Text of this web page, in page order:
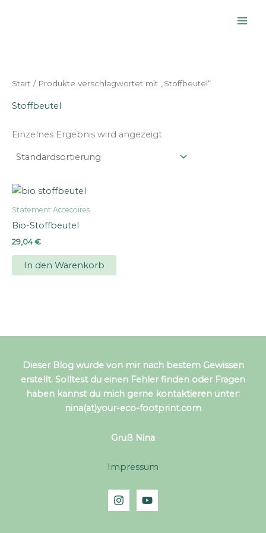
Start / Produkte verschlagwortet mit „Stoffbeutel“
Stoffbeutel
Einzelnes Ergebnis wird angezeigt
Statement Accecoires
Bio-Stoffbeutel
29,04€
In den Warenkorb
Dieser Blog wurde von mir nach bestem Gewissen
erstellt. Solltest du einen Fehler finden oder Fragen
haben kannst du mich gerne kontaktieren unter:
nina(at)your-eco-footprint.com
Gruß Nina
Impressum